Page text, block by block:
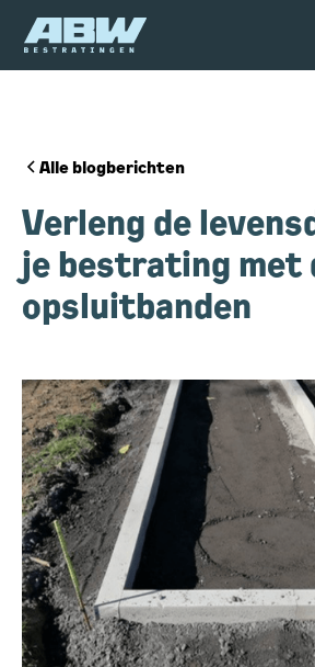
Alle blogberichten
Verleng de
je bestrating met
opsluitbanden